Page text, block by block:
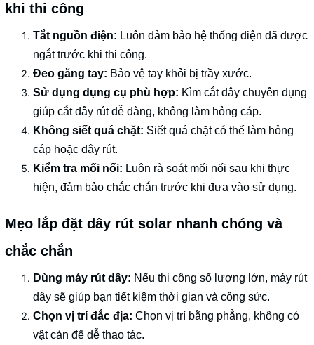
khi thi công
Tắt nguồn điện: Luôn đảm bảo hệ thống điện đã được
ngắt trước khi thi công.
Đeo găng tay: Bảo vệ tay khỏi bị trầy xước.
Sử dụng dụng cụ phù hợp: Kìm cắt dây chuyên dụng
giúp cắt dây rút dễ dàng, không làm hỏng cáp.
Không siết quá chặt: Siết quá chặt có thể làm hỏng
cáp hoặc dây rút.
Kiểm tra mối nối: Luôn rà soát mối nối sau khi thực
hiện, đảm bảo chắc chắn trước khi đưa vào sử dụng.
Mẹo lắp đặt dây rút solar nhanh chóng và
chắc chắn
Dùng máy rút dây: Nếu thi công số lượng lớn, máy rút
dây sẽ giúp bạn tiết kiệm thời gian và công sức.
Chọn vị trí đắc địa: Chọn vị trí bằng phẳng, không có
vật cản để dễ thao tác.